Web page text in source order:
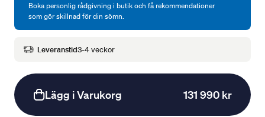
Boka personlig rådgivning i butik och få rekommendationer
som gör skillnad för din sömn.
Leveranstid3-4 veckor
Lägg i Varukorg 131 990 kr